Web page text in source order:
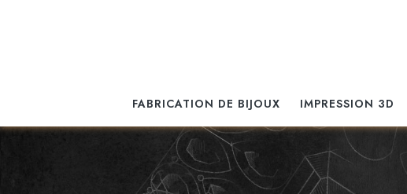
FABRICATION DE BIJOUX IMPRESSION 3D